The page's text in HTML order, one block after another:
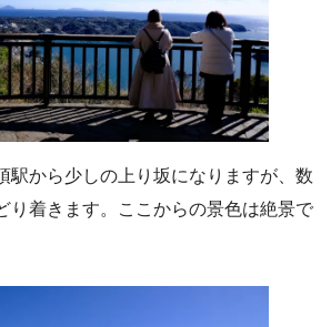
駅から少しの上り坂になりますが、数
り着きます。ここからの景色は絶景で